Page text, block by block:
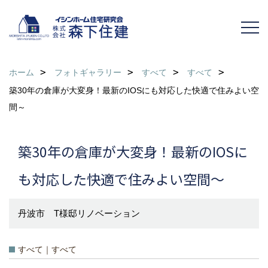
ホーム フォトギャラリー すべて
すべて
築30年の倉庫が大変身！最新のIOSにも対応した快適で住みよい空
間～
築30年の倉庫が大変身！最新のIOSに
も対応した快適で住みよい空間～
丹波市 T様邸リノベーション
すべて｜すべて